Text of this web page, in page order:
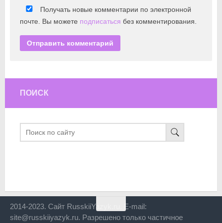
Получать новые комментарии по электронной
почте. Вы можете подписаться без комментирования.
ПОИСК
2014-2023. Сайт RusskiiYazyk.ru. E-mail:
site@russkiiyazyk.ru. Разрешено только частичное